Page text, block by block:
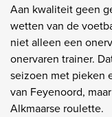
Aan kwaliteit geen
wetten van de
niet alleen een
onervaren trainer.
seizoen met pieken
van Feyenoord,
Alkmaarse roulette.